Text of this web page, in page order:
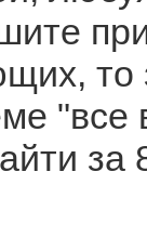
то
"все
за